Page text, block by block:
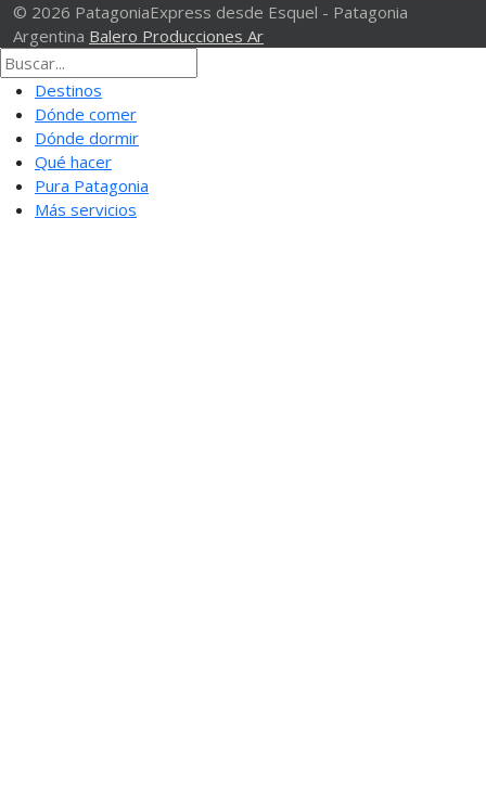
© 2026 PatagoniaExpress desde Esquel - Patagonia
Argentina Balero Producciones Ar
Destinos
Dónde comer
Dónde dormir
Qué hacer
Pura Patagonia
Más servicios